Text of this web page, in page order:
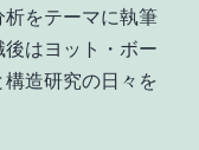
をテーマに執筆
はヨット・ボー
構造研究の日々を